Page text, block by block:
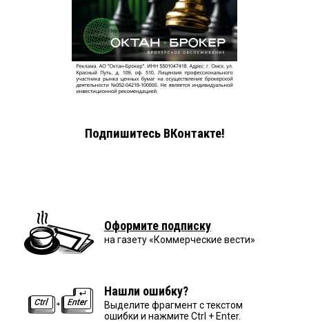
Подпишитесь ВКонтакте!
Оформите подписку
на газету «Коммерческие вести»
Нашли ошибку?
Выделите фрагмент с текстом
ошибки и нажмите Ctrl + Enter.